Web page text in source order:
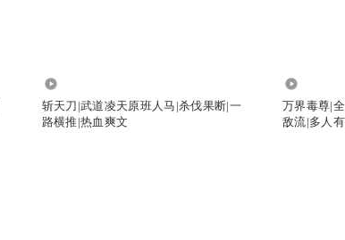
斩天刀|武道凌天原班人马|杀伐果断|一
路横推|热血爽文
万界毒尊|
敌流|多人